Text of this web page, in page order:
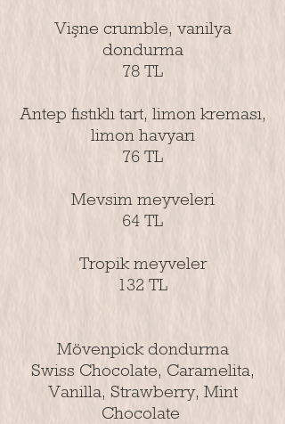
Vişne crumble, vanilya
dondurma
78 TL
Antep fıstıklı tart, limon kreması,
limon havyarı
76 TL
Mevsim meyveleri
64 TL
Tropik meyveler
132 TL
Mövenpick dondurma
Swiss Chocolate, Caramelita,
Vanilla, Strawberry, Mint
Chocolate